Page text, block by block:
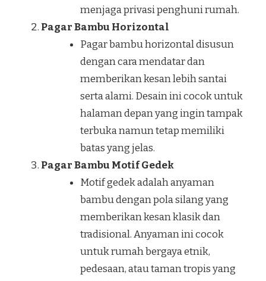
menjaga privasi penghuni rumah.
Pagar Bambu Horizontal
Pagar bambu horizontal disusun
dengan cara mendatar dan
memberikan kesan lebih santai
serta alami. Desain ini cocok untuk
halaman depan yang ingin tampak
terbuka namun tetap memiliki
batas yang jelas.
Pagar Bambu Motif Gedek
Motif gedek adalah anyaman
bambu dengan pola silang yang
memberikan kesan klasik dan
tradisional. Anyaman ini cocok
untuk rumah bergaya etnik,
pedesaan, atau taman tropis yang